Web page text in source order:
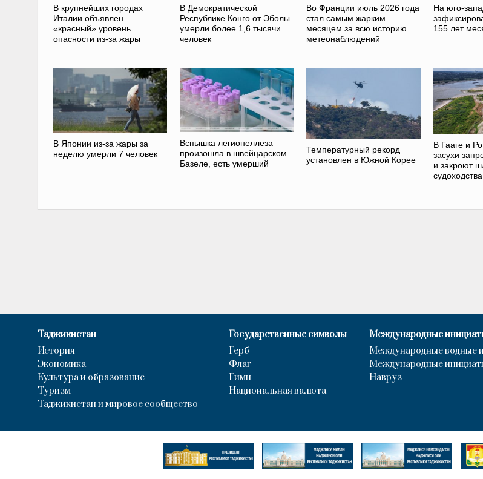
В крупнейших городах
Италии объявлен
«красный» уровень
опасности из-за жары
В Демократической
Республике Конго от Эболы
умерли более 1,6 тысячи
человек
Во Франции июль 2026 года
стал самым жарким
месяцем за всю историю
метеонаблюдений
На юго-
155 лет
В Японии из-за жары за
неделю умерли 7 человек
Вспышка легионеллеза
произошла в швейцарском
Базеле, есть умерший
Температурный рекорд
установлен в Южной Корее
В Гааге и
засухи
и закроют
судоходства
Таджикистан
История
Экономика
Культура и образование
Туризм
Таджикистан и мировое сообщество
Государственные символы
Герб
Флаг
Гимн
Национальная валюта
Международные
Международные водные
Международные
Навруз